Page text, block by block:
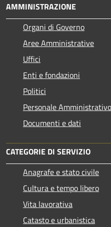
AMMINISTRAZIONE
Organi di Governo
Aree Amministrative
Uffici
Enti e fondazioni
Politici
Personale Amministrativo
Documenti e dati
CATEGORIE DI SERVIZIO
Anagrafe e stato civile
Cultura e tempo libero
Vita lavorativa
Catasto e urbanistica